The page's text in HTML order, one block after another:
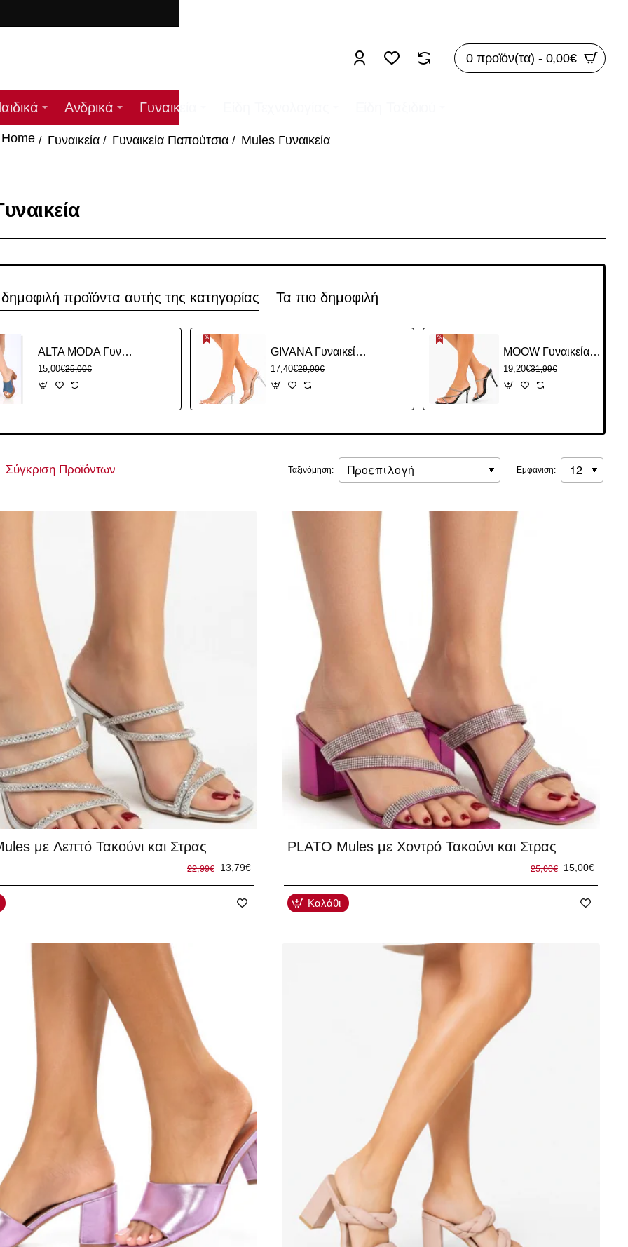
0 προϊόν(τα) - 0,00€
Ανδρικά Γυναικεία
Γυναικεία Γυναικεία Παπούτσια Mules Γυναικεία
προϊόντα αυτής της κατηγορίας Τα πιο δημοφιλή
ALTA MODA Γυναικεία Clogs με Χοντρό Τακούνι Δερματίνη
15,00€25,00€
GIVANA Γυναικεία Mules Διαφανές με Λεπτό Τακούνι
17,40€29,00€
MOOW Γυναικεία Mules με Λεπτό Τακούνι και Στρας
19,20€31,99€
Σύγκριση Προϊόντων Ταξινόμηση: Εμφάνιση:
με Λεπτό Τακούνι και Στρας
13,79€
22,99€
-40%
PLATO Mules με Χοντρό Τακούνι και Στρας
15,00€
25,00€
Καλάθι